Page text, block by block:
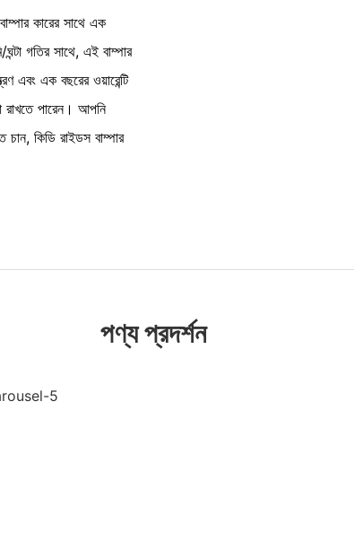
কারের সাথে এক
গতির সাথে, এই বাম্পার
এবং এক বছরের ওয়ারেন্টি
রাখতে পারেন। আপনি
কিডি রাইডস বাম্পার
পণ্য প্রদর্শন